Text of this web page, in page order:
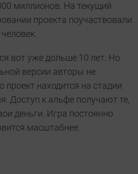
миллионов. На текущий
проекта поучаствовали
вот уже дольше 10 лет. Но
версии авторы не
находится на стадии
Доступ к альфе получают те,
деньги. Игра постоянно
масштабнее.